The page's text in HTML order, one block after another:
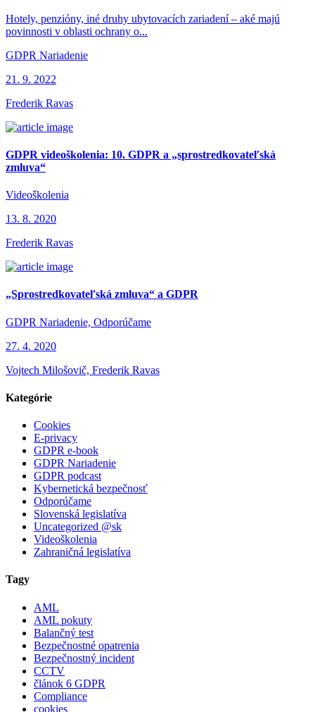
Hotely, penzióny, iné druhy ubytovacích zariadení – aké majú
povinnosti v oblasti ochrany o...
GDPR Nariadenie
21. 9. 2022
Frederik Ravas
GDPR videoškolenia: 10. GDPR a „sprostredkovateľská
zmluva“
Videoškolenia
13. 8. 2020
Frederik Ravas
„Sprostredkovateľská zmluva“ a GDPR
GDPR Nariadenie, Odporúčame
27. 4. 2020
Vojtech Milošovič, Frederik Ravas
Kategórie
Cookies
E-privacy
GDPR e-book
GDPR Nariadenie
GDPR podcast
Kybernetická bezpečnosť
Odporúčame
Slovenská legislatíva
Uncategorized @sk
Videoškolenia
Zahraničná legislatíva
Tagy
AML
AML pokuty
Balančný test
Bezpečnostné opatrenia
Bezpečnostný incident
CCTV
článok 6 GDPR
Compliance
cookies